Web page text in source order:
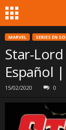
MARVEL SERIES EN
Star-
Español
15/02/2020 0